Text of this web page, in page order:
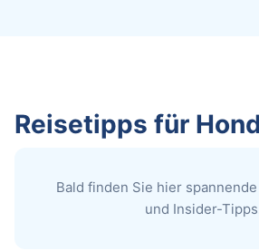
Reisetipps für
Bald finden Sie hier
und Insider-